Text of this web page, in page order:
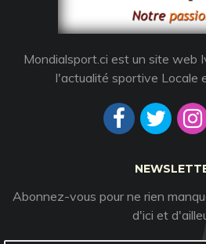
Mondialsport.ci est un site web
l'actualité sportive Locale
Abonnez-vous pour ne rien
d'ici et